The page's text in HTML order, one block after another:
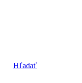
Hľadať